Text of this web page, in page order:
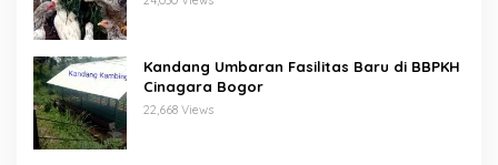
Kandang Umbaran Fasilitas Baru di BBPKH
Cinagara Bogor
22,668 Views